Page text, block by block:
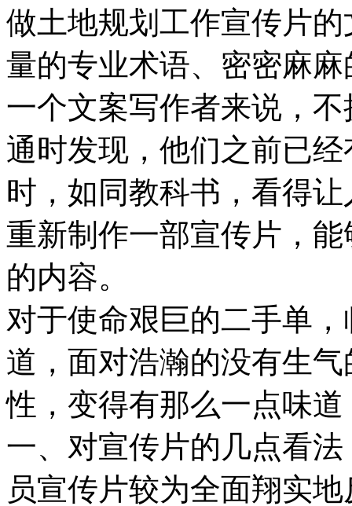
做土地规划工作宣传片
量的专业术语、密密麻
一个文案写作者来说，
通时发现，他们之前已
时，如同教科书，看得
重新制作一部宣传片，
的内容。
对于使命艰巨的二手单
道，面对浩瀚的没有生
性，变得有那么一点味
一、对宣传片的几点看法
员宣传片较为全面翔实